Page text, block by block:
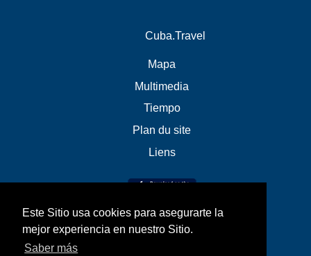
Este Sitio usa cookies para asegurarte la
mejor experiencia en nuestro Sitio.
Saber más
Cuba.Travel
Mapa
Multimedia
Tiempo
Plan du site
Liens